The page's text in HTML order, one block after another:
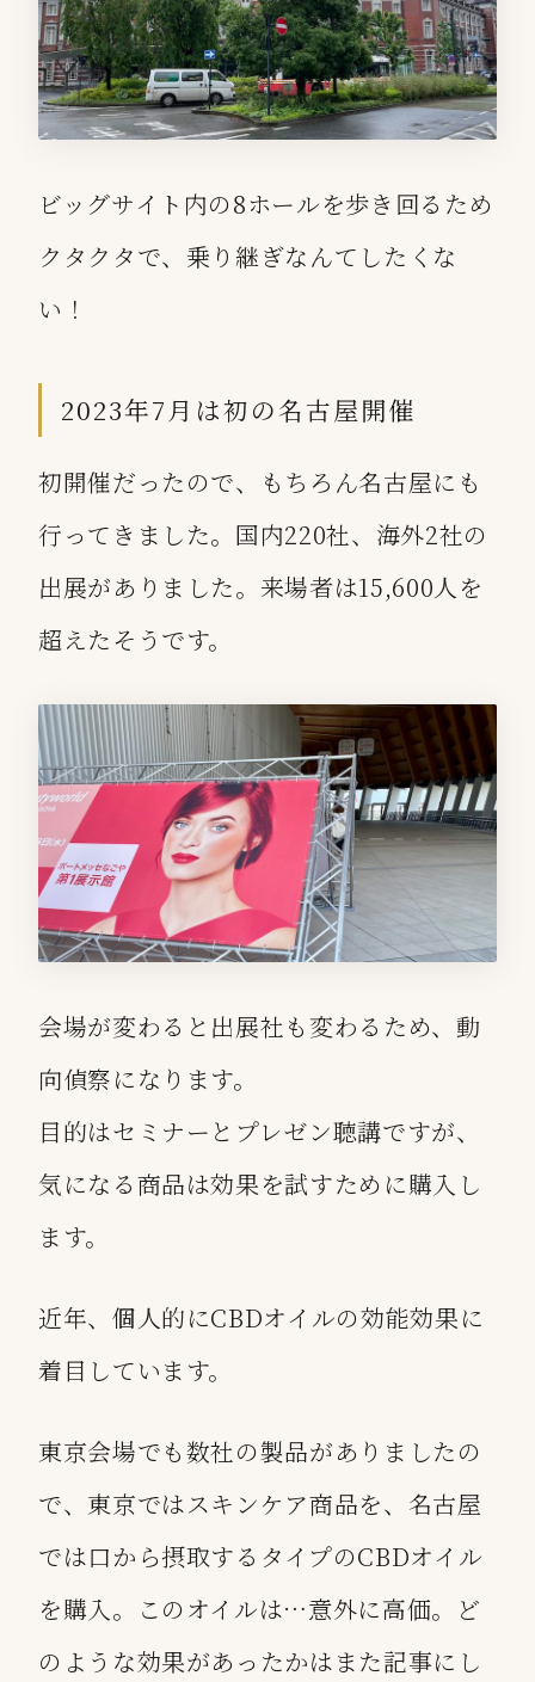
ビッグサイト内の8ホールを歩き回るため
クタクタで、乗り継ぎなんてしたくな
い！
2023年7月は初の名古屋開催
初開催だったので、もちろん名古屋にも
行ってきました。国内220社、海外2社の
出展がありました。来場者は15,600人を
超えたそうです。
会場が変わると出展社も変わるため、動
向偵察になります。
目的はセミナーとプレゼン聴講ですが、
気になる商品は効果を試すために購入し
ます。
近年、個人的にCBDオイルの効能効果に
着目しています。
東京会場でも数社の製品がありましたの
で、東京ではスキンケア商品を、名古屋
では口から摂取するタイプのCBDオイル
を購入。このオイルは…意外に高価。ど
のような効果があったかはまた記事にし